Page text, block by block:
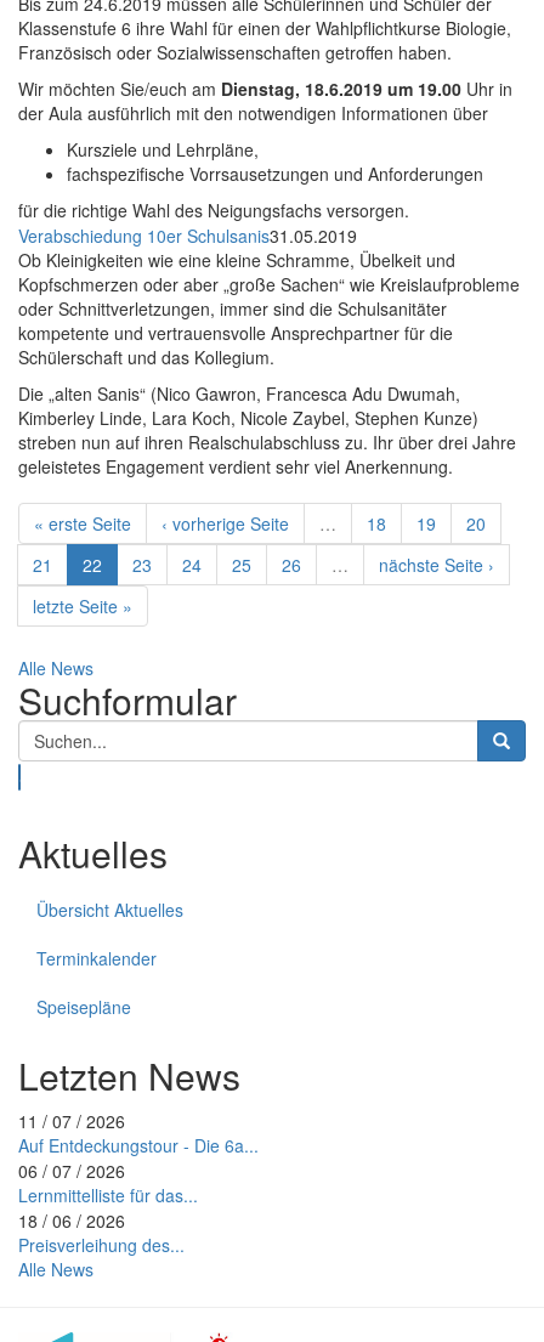
Klassenstufe 6 ihre Wahl für einen der Wahlpflichtkurse Biologie,
Französisch oder Sozialwissenschaften getroffen haben.
Wir möchten Sie/euch am Dienstag, 18.6.2019 um 19.00 Uhr in
der Aula ausführlich mit den notwendigen Informationen über
Kursziele und Lehrpläne,
fachspezifische Vorrsausetzungen und Anforderungen
für die richtige Wahl des Neigungsfachs versorgen.
Verabschiedung 10er Schulsanis31.05.2019
Ob Kleinigkeiten wie eine kleine Schramme, Übelkeit und
Kopfschmerzen oder aber „große Sachen“ wie Kreislaufprobleme
oder Schnittverletzungen, immer sind die Schulsanitäter
kompetente und vertrauensvolle Ansprechpartner für die
Schülerschaft und das Kollegium.
Die „alten Sanis“ (Nico Gawron, Francesca Adu Dwumah,
Kimberley Linde, Lara Koch, Nicole Zaybel, Stephen Kunze)
streben nun auf ihren Realschulabschluss zu. Ihr über drei Jahre
geleistetes Engagement verdient sehr viel Anerkennung.
« erste Seite ‹ vorherige Seite … 18 19
20
21
22 23 24 25 26 …
nächste Seite ›
letzte Seite »
Alle News
Suchformular
Suche
Aktuelles
Übersicht Aktuelles
Terminkalender
Speisepläne
Letzten News
11 / 07 / 2026
Auf Entdeckungstour - Die 6a...
06 / 07 / 2026
Lernmittelliste für das...
18 / 06 / 2026
Preisverleihung des...
Alle News